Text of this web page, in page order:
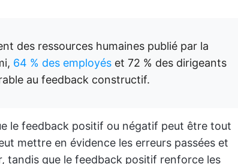
des ressources humaines publié par la
64 % des employés et 72 % des dirigeants
au feedback constructif.
le feedback positif ou négatif peut être tout
mettre en évidence les erreurs passées et
tandis que le feedback positif renforce les